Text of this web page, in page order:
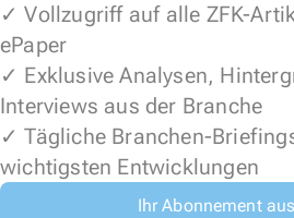
✓ Vollzugriff auf alle ZFK-
ePaper
✓ Exklusive Analysen,
Interviews aus der Branche
✓ Tägliche Branchen-
wichtigsten Entwicklungen
Ihr Abonnement